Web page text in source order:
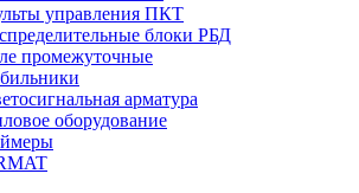
управления ПКТ
блоки РБД
промежуточные
арматура
оборудование